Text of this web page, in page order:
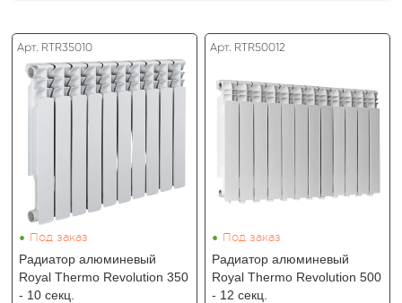
Арт. RTR35010
• Под заказ
Радиатор алюминевый
Royal Thermo Revolution 350
- 10 секц.
Арт. RTR50012
• Под заказ
Радиатор алюминевый
Royal Thermo Revolution 500
- 12 секц.